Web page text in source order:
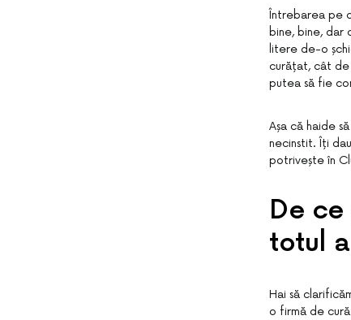
Întrebarea pe
bine, bine, dar
litere de-o
curățat, cât de
putea să fie
Așa că haide
necinstit. Îți
potrivește în
De
totul
Hai să
o firmă de